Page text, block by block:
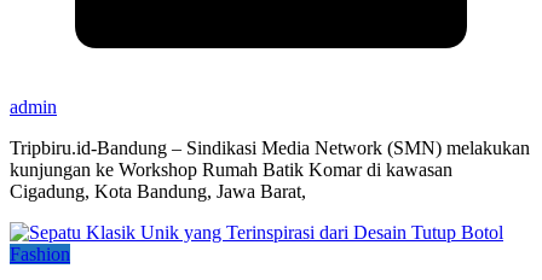
admin
Tripbiru.id-Bandung – Sindikasi Media Network (SMN) melakukan
kunjungan ke Workshop Rumah Batik Komar di kawasan
Cigadung, Kota Bandung, Jawa Barat,
Fashion